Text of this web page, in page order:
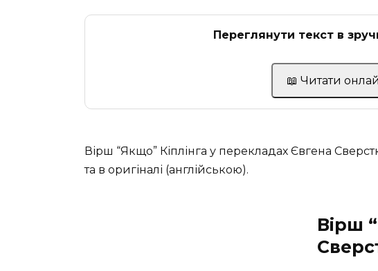
Переглянути текст в
📖 Читати
Вірш “Якщо” Кіплінга у перекладах Євгена
та в оригіналі (англійською).
Вірш